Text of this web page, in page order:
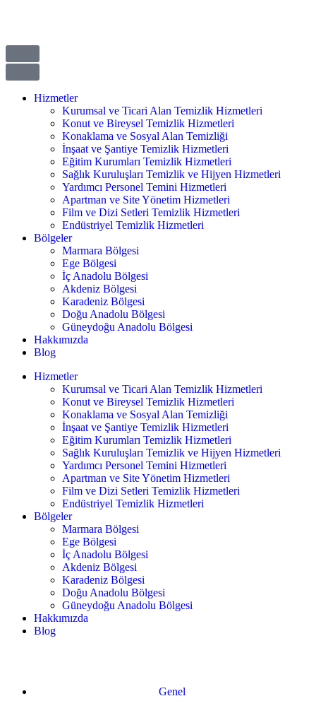
Hizmetler
Kurumsal ve Ticari Alan Temizlik Hizmetleri
Konut ve Bireysel Temizlik Hizmetleri
Konaklama ve Sosyal Alan Temizliği
İnşaat ve Şantiye Temizlik Hizmetleri
Eğitim Kurumları Temizlik Hizmetleri
Sağlık Kuruluşları Temizlik ve Hijyen Hizmetleri
Yardımcı Personel Temini Hizmetleri
Apartman ve Site Yönetim Hizmetleri
Film ve Dizi Setleri Temizlik Hizmetleri
Endüstriyel Temizlik Hizmetleri
Bölgeler
Marmara Bölgesi
Ege Bölgesi
İç Anadolu Bölgesi
Akdeniz Bölgesi
Karadeniz Bölgesi
Doğu Anadolu Bölgesi
Güneydoğu Anadolu Bölgesi
Hakkımızda
Blog
Hizmetler
Kurumsal ve Ticari Alan Temizlik Hizmetleri
Konut ve Bireysel Temizlik Hizmetleri
Konaklama ve Sosyal Alan Temizliği
İnşaat ve Şantiye Temizlik Hizmetleri
Eğitim Kurumları Temizlik Hizmetleri
Sağlık Kuruluşları Temizlik ve Hijyen Hizmetleri
Yardımcı Personel Temini Hizmetleri
Apartman ve Site Yönetim Hizmetleri
Film ve Dizi Setleri Temizlik Hizmetleri
Endüstriyel Temizlik Hizmetleri
Bölgeler
Marmara Bölgesi
Ege Bölgesi
İç Anadolu Bölgesi
Akdeniz Bölgesi
Karadeniz Bölgesi
Doğu Anadolu Bölgesi
Güneydoğu Anadolu Bölgesi
Hakkımızda
Blog
Genel